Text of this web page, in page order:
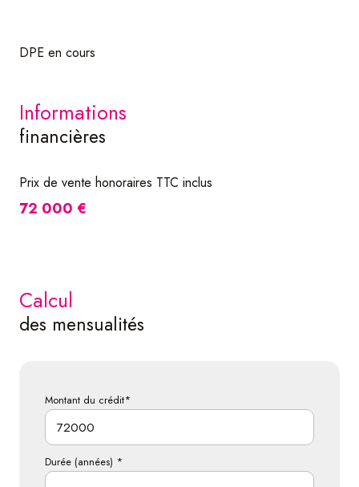
DPE en cours
informations
financières
Prix de vente honoraires TTC inclus
72 000 €
calcul
des mensualités
Montant du crédit*
Durée (années) *